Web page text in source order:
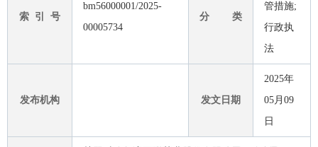
索 引 号
bm56000001/2025-
00005734
分 类
管措施;
行政执
法
发布机构 发文日期
2025年
05月09
日